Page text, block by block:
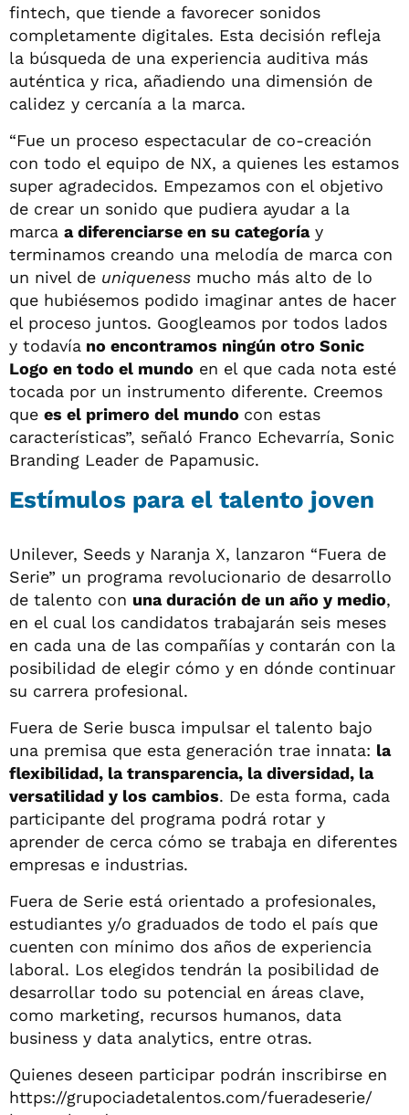
fintech, que tiende a favorecer sonidos
completamente digitales. Esta decisión refleja
la búsqueda de una experiencia auditiva más
auténtica y rica, añadiendo una dimensión de
calidez y cercanía a la marca.
“Fue un proceso espectacular de co-creación
con todo el equipo de NX, a quienes les estamos
super agradecidos. Empezamos con el objetivo
de crear un sonido que pudiera ayudar a la
marca a diferenciarse en su categoríay
terminamos creando una melodía de marca con
un nivel de uniqueness mucho más alto de lo
que hubiésemos podido imaginar antes de hacer
el proceso juntos. Googleamos por todos lados
y todavía no encontramos ningún otro Sonic
Logo en todo el mundo en el que cada nota esté
tocada por un instrumento diferente. Creemos
que es el primero del mundo con estas
características”, señaló Franco Echevarría, Sonic
Branding Leader de Papamusic.
Estímulos para el talento joven
Unilever, Seeds y Naranja X, lanzaron “Fuera de
Serie” un programa revolucionario de desarrollo
de talento con una duración de un año y medio,
en el cual los candidatos trabajarán seis meses
en cada una de las compañías y contarán con la
posibilidad de elegir cómo y en dónde continuar
su carrera profesional.
Fuera de Serie busca impulsar el talento bajo
una premisa que esta generación trae innata: la
flexibilidad, la transparencia, la diversidad, la
versatilidad y los cambios. De esta forma, cada
participante del programa podrá rotar y
aprender de cerca cómo se trabaja en diferentes
empresas e industrias.
Fuera de Serie está orientado a profesionales,
estudiantes y/o graduados de todo el país que
cuenten con mínimo dos años de experiencia
laboral. Los elegidos tendrán la posibilidad de
desarrollar todo su potencial en áreas clave,
como marketing, recursos humanos, data
business y data analytics, entre otras.
Quienes deseen participar podrán inscribirse en
https://grupociadetalentos.com/fueradeserie/